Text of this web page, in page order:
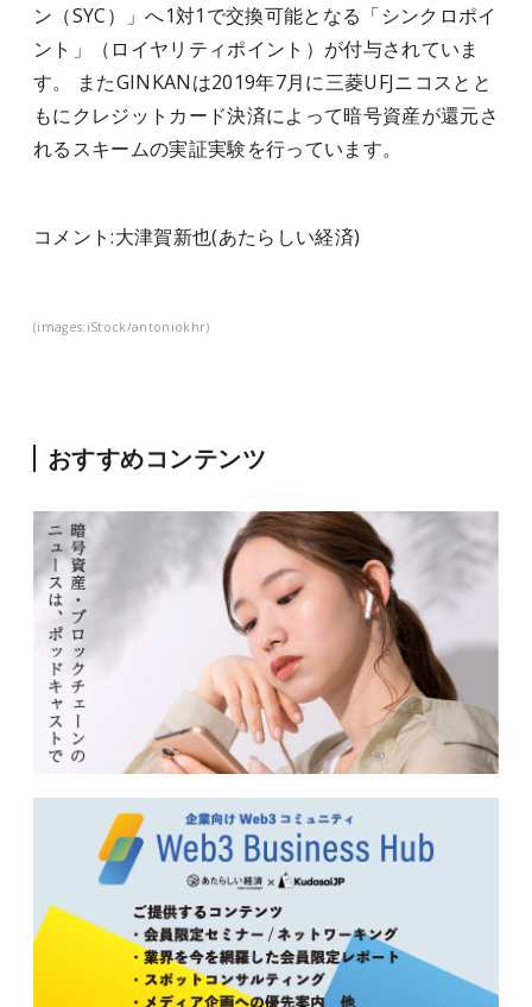
ン（SYC）」へ1対1で交換可能となる「シンクロポイ
ント」（ロイヤリティポイント）が付与されていま
す。 またGINKANは2019年7月に三菱UFJニコスとと
もにクレジットカード決済によって暗号資産が還元さ
れるスキームの実証実験を行っています。
コメント:大津賀新也(あたらしい経済)
(images:iStock/antoniokhr)
おすすめコンテンツ